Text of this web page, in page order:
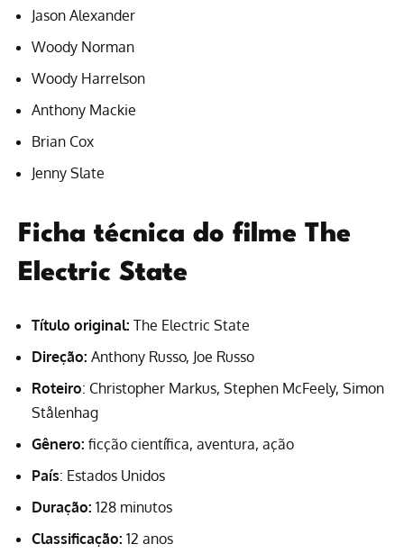
Jason Alexander
Woody Norman
Woody Harrelson
Anthony Mackie
Brian Cox
Jenny Slate
Ficha técnica do filme The
Electric State
Título original: The Electric State
Direção: Anthony Russo, Joe Russo
Roteiro: Christopher Markus, Stephen McFeely, Simon
Stålenhag
Gênero: ficção científica, aventura, ação
País: Estados Unidos
Duração: 128 minutos
Classificação: 12 anos